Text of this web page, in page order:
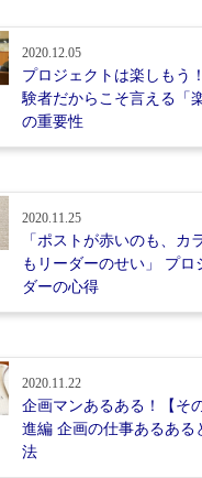
2020.12.05
プロジェクトは楽しもう
験者だからこそ言える「
の重要性
2020.11.25
「ポストが赤いのも、カ
もリーダーのせい」 プロ
ダーの心得
2020.11.22
企画マンあるある！【そ
進編 企画の仕事あるある
法